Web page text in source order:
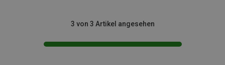
3 von 3 Artikel angesehen